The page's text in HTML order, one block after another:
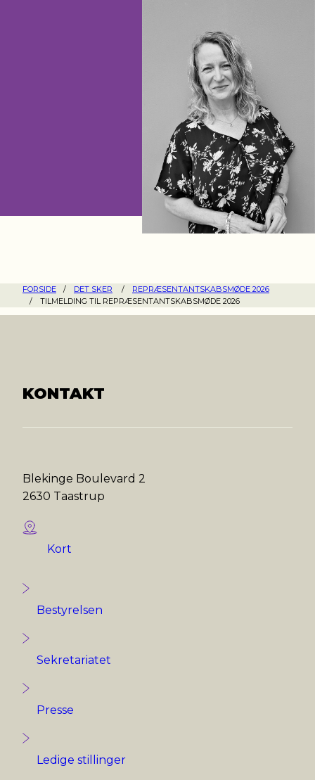
FORSIDE / DET SKER /
REPRÆSENTANTSKABSMØDE 2026
/
TILMELDING TIL REPRÆSENTANTSKABSMØDE 2026
KONTAKT
Blekinge Boulevard 2
2630 Taastrup
Kort
Bestyrelsen
Sekretariatet
Presse
Ledige stillinger